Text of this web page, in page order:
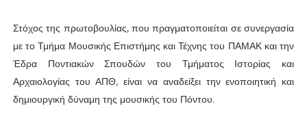
Στόχος της πρωτοβουλίας, που πραγματοποιείται σε συνεργασία
με το Τμήμα Μουσικής Επιστήμης και Τέχνης του ΠΑΜΑΚ και την
Έδρα Ποντιακών Σπουδών του Τμήματος Ιστορίας και
Αρχαιολογίας του ΑΠΘ, είναι να αναδείξει την ενοποιητική και
δημιουργική δύναμη της μουσικής του Πόντου.